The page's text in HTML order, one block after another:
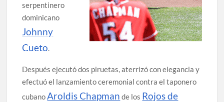
serpentinero
dominicano
Johnny
Cueto.
Después ejecutó dos piruetas, aterrizó con elegancia y
efectuó el lanzamiento ceremonial contra el taponero
cubanoAroldis Chapman de los Rojos de